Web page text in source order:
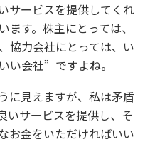
サービスを提供してくれ
す。株主にとっては、
協力会社にとっては、い
い会社”ですよね。
に見えますが、私は矛盾
いサービスを提供し、そ
お金をいただければいい